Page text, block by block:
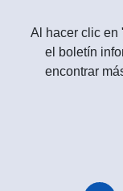
Al hacer clic en
el boletín
encontrar